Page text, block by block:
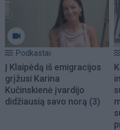
Podkastai
Į Klaipėdą iš emigracijos
grįžusi Karina
Kučinskienė įvardijo
didžiausią savo norą (3)